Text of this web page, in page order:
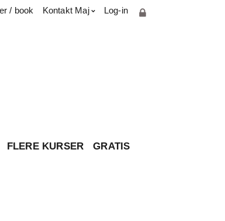
/ book Kontakt Maj Log-in
FLERE KURSER GRATIS